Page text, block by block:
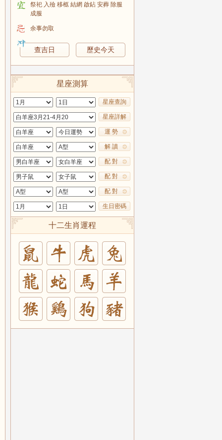
祭祀 入殮 移柩 結網 啟鉆 安葬 除服
成服
余事勿取
查吉日 歷史今天
星座測算
星座查詢
星座詳解
運 勢
解 讀
配 對
配 對
配 對
生日密碼
十二生肖運程